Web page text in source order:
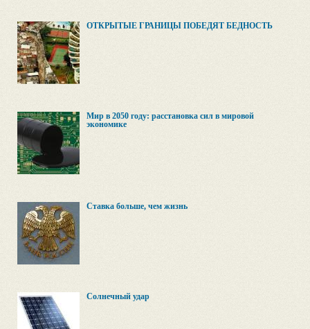
ОТКРЫТЫЕ ГРАНИЦЫ ПОБЕДЯТ БЕДНОСТЬ
Мир в 2050 году: расстановка сил в мировой
экономике
Ставка больше, чем жизнь
Солнечный удар